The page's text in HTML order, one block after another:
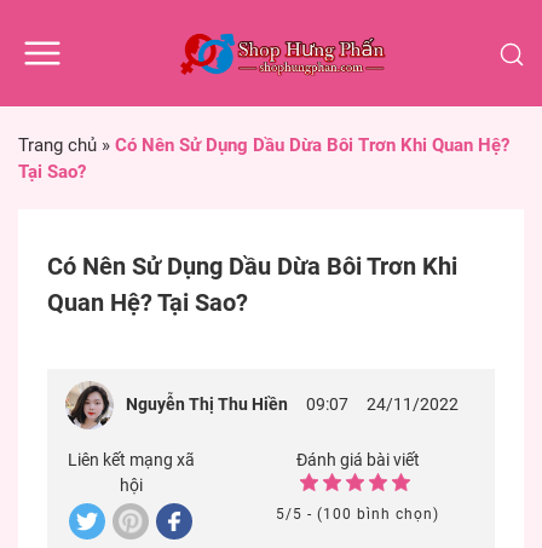
Trang chủ » Có Nên Sử Dụng Dầu Dừa Bôi Trơn Khi Quan Hệ?
Tại Sao?
Có Nên Sử Dụng Dầu Dừa Bôi Trơn Khi
Quan Hệ? Tại Sao?
Nguyễn Thị Thu Hiền 09:07 24/11/2022
Liên kết mạng xã
hội
Đánh giá bài viết
5/5 - (100 bình chọn)